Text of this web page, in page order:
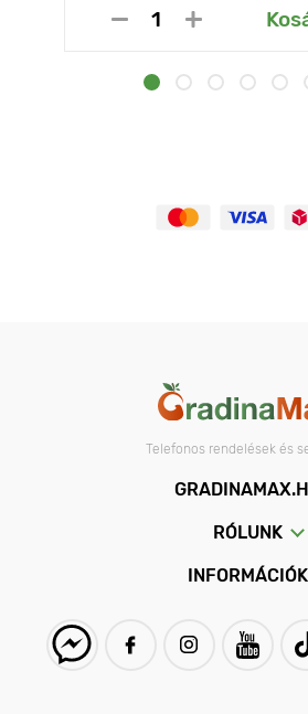
Telefonos rendelések és
RÓLUNK
INFORMÁCIÓK